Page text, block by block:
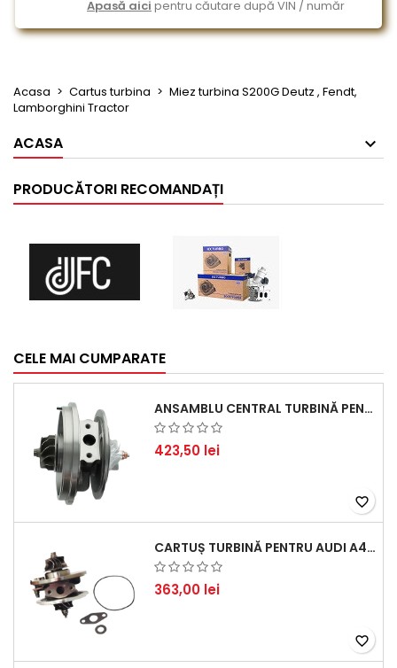
Apasă aici pentru căutare după VIN / număr
Acasa Cartus turbina
Miez turbina S200G Deutz , Fendt,
Lamborghini Tractor
ACASA
PRODUCĂTORI RECOMANDAȚI
CELE MAI CUMPARATE
ANSAMBLU CENTRAL TURBINĂ PENTRU BMW SERIA 3, SERIA 5 ȘI X3 - PERFORMANȚĂ ȘI FIABILITATE
423,50 lei
favorite_border
CARTUȘ TURBINĂ PENTRU AUDI A4, A6, SKODA SUPERB ȘI VW PASSAT, MOTOR DIESEL 1.9 TDI
363,00 lei
favorite_border